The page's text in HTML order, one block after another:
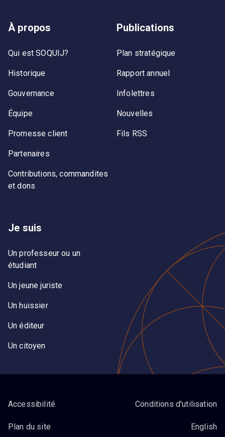
À propos
Qui est SOQUIJ?
Historique
Gouvernance
Équipe
Promesse client
Partenaires
Contributions, commandites
et dons
Publications
Plan stratégique
Rapport annuel
Infolettres
Nouvelles
Fils RSS
Je suis
Un professeur ou un
étudiant
Un jeune juriste
Un huissier
Un éditeur
Un citoyen
Accessibilité
Plan du site
Conditions d'utilisation
English